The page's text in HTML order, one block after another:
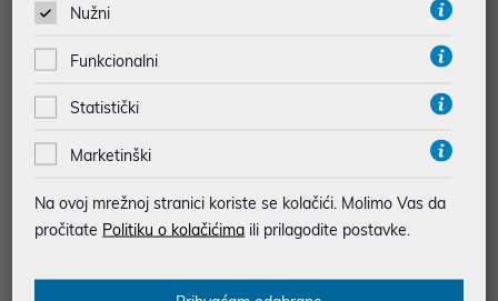
Pošaljite upit na
Vidi detalje Pošalji upit
Nužni
Funkcionalni
Statistički
Marketinški
Na ovoj mrežnoj stranici koriste se kolačići. Molimo Vas da
pročitate Politiku o kolačićima ili prilagodite postavke.